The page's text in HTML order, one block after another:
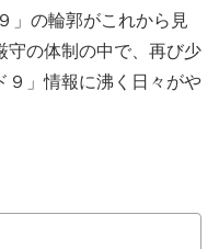
」の輪郭がこれから見
守の体制の中で、再び少
９」情報に沸く日々がや